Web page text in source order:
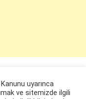
uyarınca
ve sitemizde ilgili